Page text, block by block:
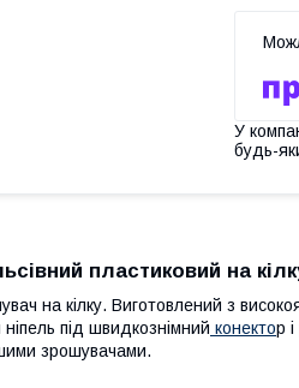
У
будь-
пластиковий на
на кілку. Виготовлений з
під швидкознімний конектор
зрошувачами.